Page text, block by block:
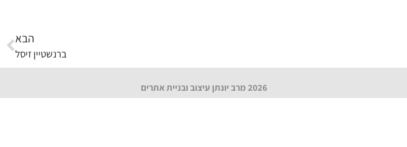
הבא
ברנשטיין זיסל
2026 מרב יונתן עיצוב ובניית אתרים